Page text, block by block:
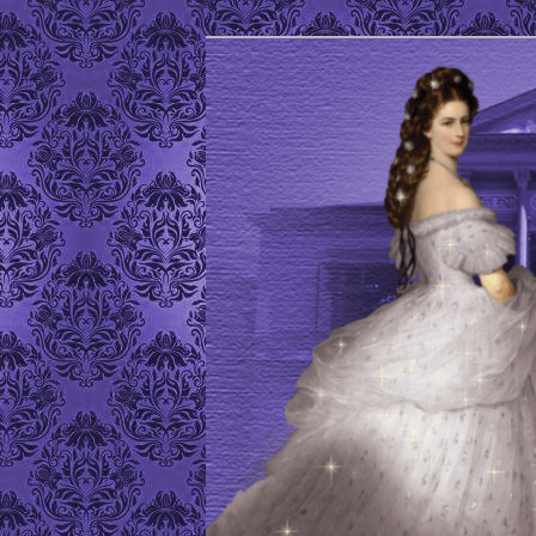
ELISABETH
Site de l'Association Elisabeth